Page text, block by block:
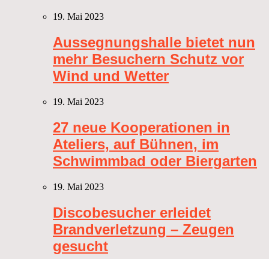
19. Mai 2023
Aussegnungshalle bietet nun
mehr Besuchern Schutz vor
Wind und Wetter
19. Mai 2023
27 neue Kooperationen in
Ateliers, auf Bühnen, im
Schwimmbad oder Biergarten
19. Mai 2023
Discobesucher erleidet
Brandverletzung – Zeugen
gesucht